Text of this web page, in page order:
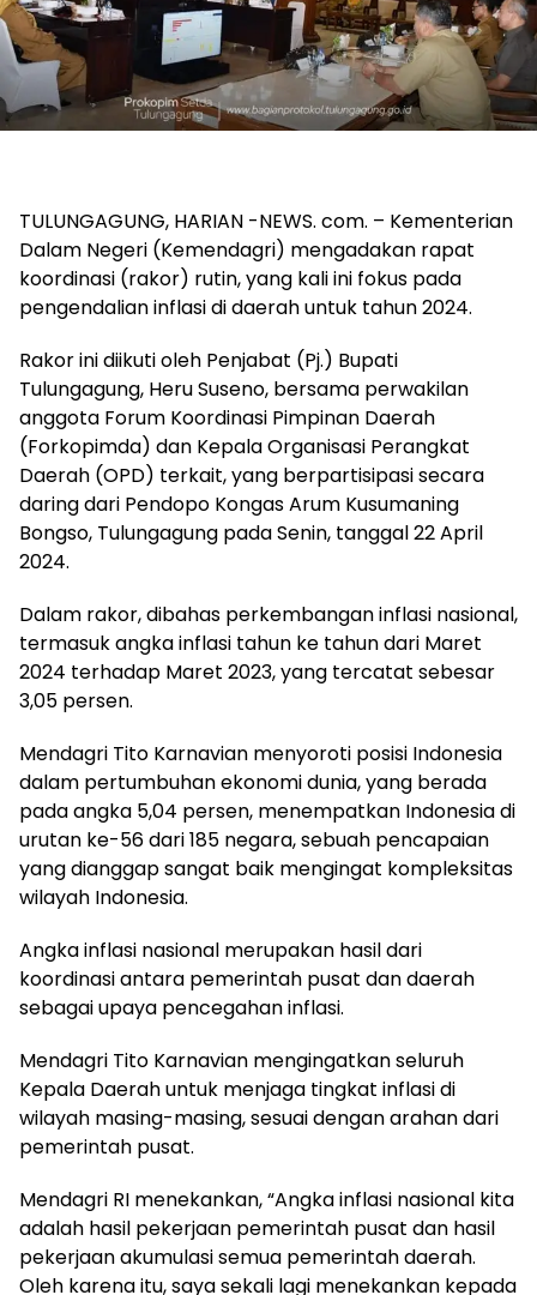
TULUNGAGUNG, HARIAN -NEWS. com. – Kementerian
Dalam Negeri (Kemendagri) mengadakan rapat
koordinasi (rakor) rutin, yang kali ini fokus pada
pengendalian inflasi di daerah untuk tahun 2024.
Rakor ini diikuti oleh Penjabat (Pj.) Bupati
Tulungagung, Heru Suseno, bersama perwakilan
anggota Forum Koordinasi Pimpinan Daerah
(Forkopimda) dan Kepala Organisasi Perangkat
Daerah (OPD) terkait, yang berpartisipasi secara
daring dari Pendopo Kongas Arum Kusumaning
Bongso, Tulungagung pada Senin, tanggal 22 April
2024.
Dalam rakor, dibahas perkembangan inflasi nasional,
termasuk angka inflasi tahun ke tahun dari Maret
2024 terhadap Maret 2023, yang tercatat sebesar
3,05 persen.
Mendagri Tito Karnavian menyoroti posisi Indonesia
dalam pertumbuhan ekonomi dunia, yang berada
pada angka 5,04 persen, menempatkan Indonesia di
urutan ke-56 dari 185 negara, sebuah pencapaian
yang dianggap sangat baik mengingat kompleksitas
wilayah Indonesia.
Angka inflasi nasional merupakan hasil dari
koordinasi antara pemerintah pusat dan daerah
sebagai upaya pencegahan inflasi.
Mendagri Tito Karnavian mengingatkan seluruh
Kepala Daerah untuk menjaga tingkat inflasi di
wilayah masing-masing, sesuai dengan arahan dari
pemerintah pusat.
Mendagri RI menekankan, “Angka inflasi nasional kita
adalah hasil pekerjaan pemerintah pusat dan hasil
pekerjaan akumulasi semua pemerintah daerah.
Oleh karena itu, saya sekali lagi menekankan kepada